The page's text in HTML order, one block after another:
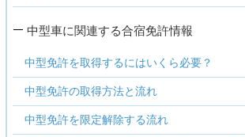
中型車に関連する合宿免許情報
中型免許を取得するにはいくら必要？
中型免許の取得方法と流れ
中型免許を限定解除する流れ